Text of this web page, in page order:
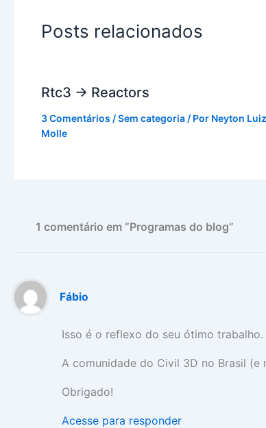
Posts relacionados
Rtc3 -> Reactors
3 Comentários /Sem categoria / Por Neyton
Molle
1 comentário em “Programas do blog”
Fábio
Isso é o reflexo do seu ótimo trabalho.
A comunidade do Civil 3D no Brasil (e
Obrigado!
Acesse para responder